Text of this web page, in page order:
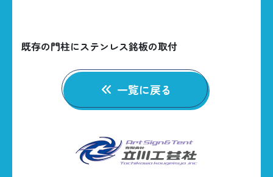
既存の門柱にステンレス銘板の取付
一覧に戻る